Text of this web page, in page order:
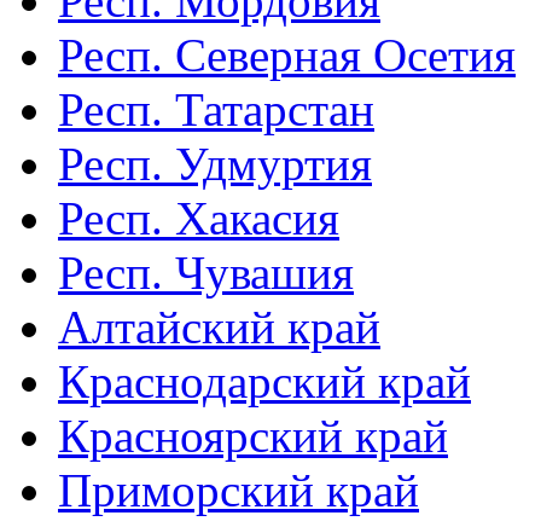
Респ. Северная Осетия
Респ. Татарстан
Респ. Удмуртия
Респ. Хакасия
Респ. Чувашия
Алтайский край
Краснодарский край
Красноярский край
Приморский край